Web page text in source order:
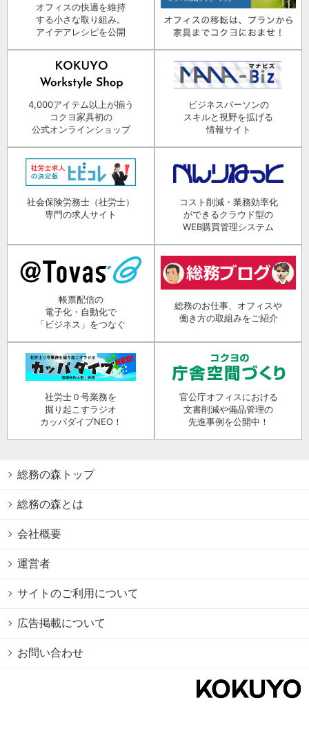
オフィスの快適を維持
する小さな取り組み。
アイデアレシピを公開
4,000アイテム以上が揃う
コクヨ家具初の
公式オンラインショップ
ビジネスパーソンの
スキルと視野を拡げる
情報サイト
社会保険労務士（社労士）
専門の求人サイト
コスト削減・業務効率化
ができるクラウド型の
WEB購買管理システム
帳票配信の
電子化・自動化で
「ビジネス」をつなぐ
総務のお仕事、オフィスや
働き方の取組みをご紹介
社労士０号業務を
掘り起こすラジオ
カッパダイブNEO！
官公庁オフィスにおける
文書削減や備品管理の
先進事例を公開中！
総務の森トップ
総務の森とは
会社概要
運営者
サイトのご利用について
広告掲載について
お問い合わせ